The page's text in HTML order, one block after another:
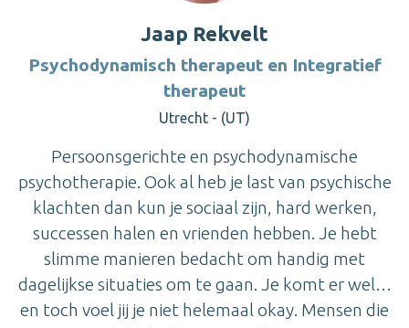
Jaap Rekvelt
Psychodynamisch therapeut en Integratief
therapeut
Utrecht - (UT)
Persoonsgerichte en psychodynamische
psychotherapie. Ook al heb je last van psychische
klachten dan kun je sociaal zijn, hard werken,
successen halen en vrienden hebben. Je hebt
slimme manieren bedacht om handig met
dagelijkse situaties om te gaan. Je komt er wel…
en toch voel jij je niet helemaal okay. Mensen die